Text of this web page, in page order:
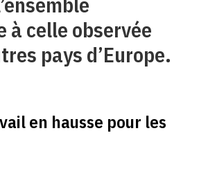
à celle observée
pays d’Europe.
en hausse pour les